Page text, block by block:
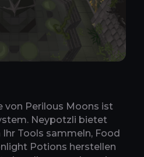
von Perilous Moons ist
Neypotzli bietet
Tools sammeln, Food
Potions herstellen